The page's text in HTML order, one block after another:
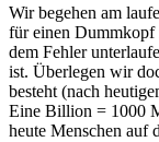
Wir begehen am
für einen Dummkopf
dem Fehler
ist. Überlegen wir
besteht (nach
Eine Billion = 1000
heute Menschen auf